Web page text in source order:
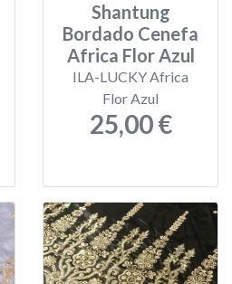
Shantung
Bordado Cenefa
Africa Flor Azul
ILA-LUCKY Africa
Flor Azul
25,00 €